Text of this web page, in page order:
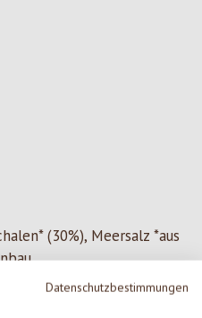
Datenschutzbestimmungen
(30%), Meersalz *aus